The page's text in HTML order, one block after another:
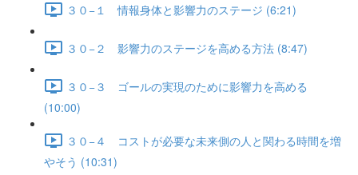
３０−１ 情報身体と影響力のステージ (6:21)
３０−２ 影響力のステージを高める方法 (8:47)
３０−３ ゴールの実現のために影響力を高める
(10:00)
３０−４ コストが必要な未来側の人と関わる時間を増
やそう (10:31)